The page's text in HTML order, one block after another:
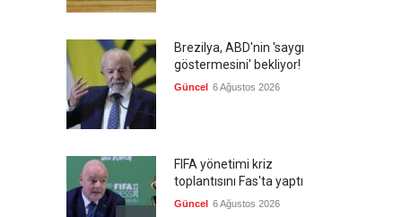
Brezilya, ABD'nin 'saygı
göstermesini' bekliyor!
Güncel 6 Ağustos 2026
FIFA yönetimi kriz
toplantısını Fas'ta yaptı
Güncel 6 Ağustos 2026